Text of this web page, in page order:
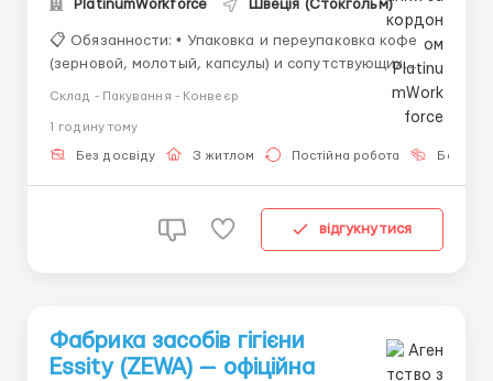
PlatinumWorkforce Швеція (Стокгольм)
📋 Обязанности: • Упаковка и переупаковка кофе
(зерновой, молотый, капсулы) и сопутствующих
товаров; • Проверка продукции на целостность
упаковки и соответствие заказам; • Маркировка
товаров для отгрузки; • Сортировка и размещение
упаковок по зонам хранения; • Подготовка...
Склад - Пакування - Конвеєр
1 годину тому
Без досвіду З житлом Постійна робота Без
відгукнутися
Фабрика засобів гігієни
Essity (ZEWA) — офіційна